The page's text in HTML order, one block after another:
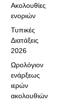
Ακολουθίες
ενοριών
Τυπικές
Διατάξεις
2026
Ωρολόγιον
ενάρξεως
ιερών
ακολουθιών